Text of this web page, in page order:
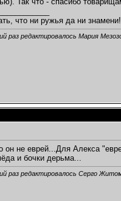
что ни ружья да ни
раз редактировалось Мария
он не еврей...Для Алекса
и бочки дерьма...
раз редактировалось Серго